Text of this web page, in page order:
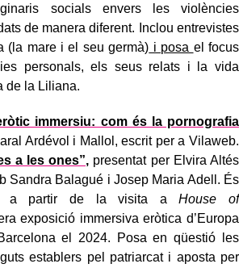
socials envers les violències
de manera diferent. Inclou entrevistes
(la mare i el seu germà) i posa el focus
personals, els seus relats i la vida
de la Liliana.
immersiu: com és la pornografia
Ardévol i Mallol, escrit per a Vilaweb.
a les ones”, presentat per Elvira Altés
Sandra Balagué i Josep Maria Adell. És
a partir de la visita aHouse of
exposició immersiva eròtica d’Europa
el 2024. Posa en qüestió les
establers pel patriarcat i aposta per